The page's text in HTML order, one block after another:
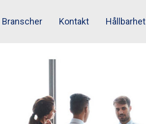
Branscher Kontakt Hållbarhet